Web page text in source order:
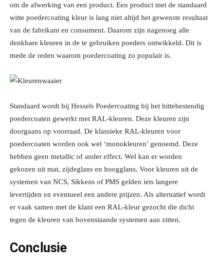
om de afwerking van een product. Een product met de standaard
witte poedercoating kleur is lang niet altijd het gewenste resultaat
van de fabrikant en consument. Daarom zijn nagenoeg alle
denkbare kleuren in de te gebruiken poeders ontwikkeld. Dit is
mede de reden waarom poedercoating zo populair is.
Standaard wordt bij Hessels Poedercoating bij het hittebestendig
poedercoaten gewerkt met RAL-kleuren. Deze kleuren zijn
doorgaans op voorraad. De klassieke RAL-kleuren voor
poedercoaten worden ook wel ‘monokleuren’ genoemd. Deze
hebben geen metallic of ander effect. Wel kan er worden
gekozen uit mat, zijdeglans en hoogglans. Voor kleuren uit de
systemen van NCS, Sikkens of PMS gelden iets langere
levertijden en eventueel een andere prijzen. Als alternatief wordt
er vaak samen met de klant een RAL-kleur gezocht die dicht
tegen de kleuren van bovenstaande systemen aan zitten.
Conclusie